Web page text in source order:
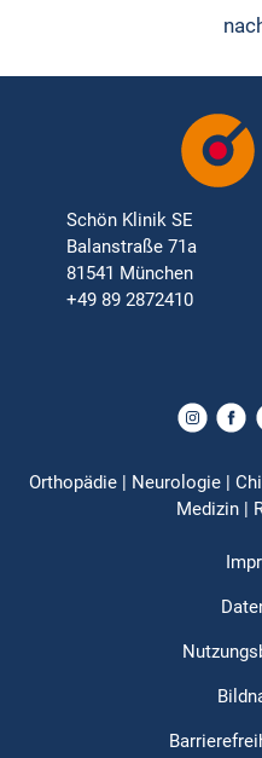
Schön Klinik SE
Balanstraße 71a
81541 München
+49 89 2872410
Orthopädie | Neurologie |
Medizin |